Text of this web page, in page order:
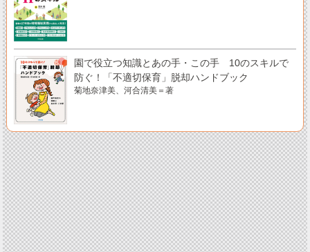
園で役立つ知識とあの手・この手 10のスキルで
防ぐ！「不適切保育」脱却ハンドブック
菊地奈津美、河合清美＝著